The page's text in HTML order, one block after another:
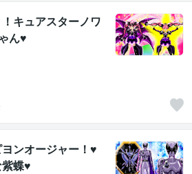
キュアスターノワ
ん♥
ンオージャー！♥
蝶♥